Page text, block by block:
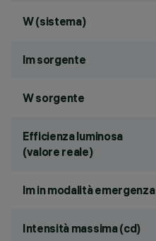
W (sistema)
lm sorgente
W sorgente
Efficienza luminosa
(valore reale)
lm in modalità emergenza
Intensità massima (cd)